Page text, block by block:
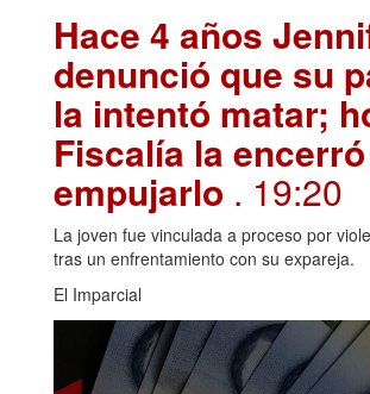
Hace 4 años
denunció que su
la intentó matar;
Fiscalía la
empujarlo . 19:20
La joven fue vinculada a proceso por
tras un enfrentamiento con su expareja.
El Imparcial